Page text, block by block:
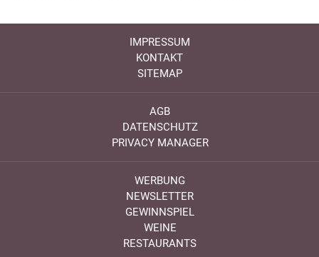
IMPRESSUM
KONTAKT
SITEMAP
AGB
DATENSCHUTZ
PRIVACY MANAGER
WERBUNG
NEWSLETTER
GEWINNSPIEL
WEINE
RESTAURANTS